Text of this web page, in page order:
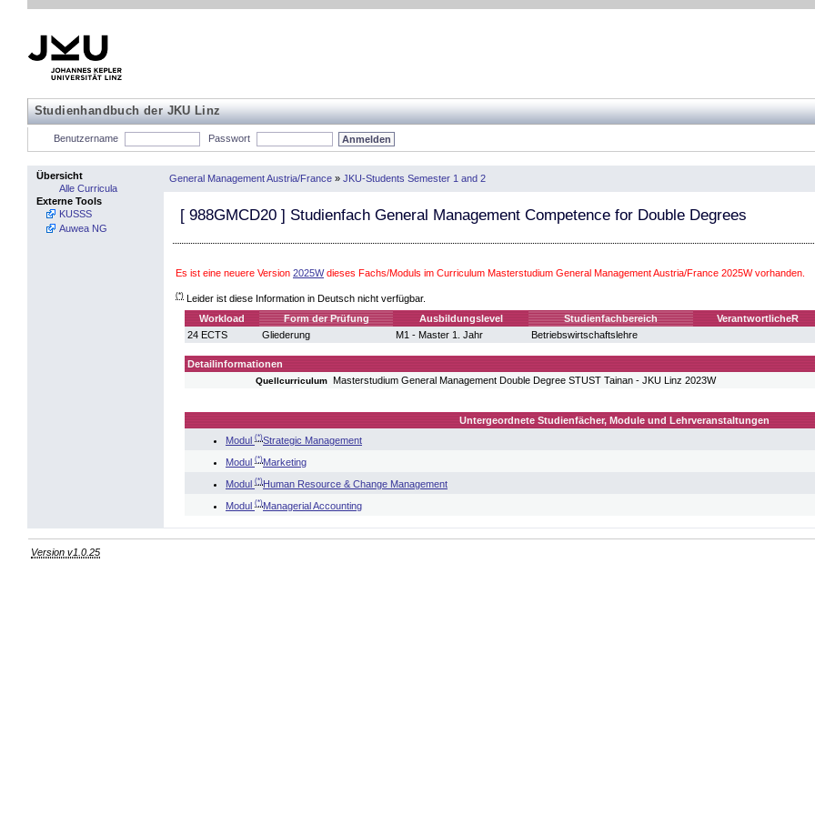
Studienhandbuch der JKU Linz
Benutzername Passwort
Übersicht
Alle Curricula
Externe Tools
KUSSS
Auwea NG
General Management Austria/France » JKU-Students Semester 1 and 2
[ 988GMCD20 ] Studienfach General Management Competence for Double Degrees
Es ist eine neuere Version 2025Wdieses Fachs/Moduls im Curriculum Masterstudium General Management Austria/France 2025W vorhanden.
(*) Leider ist diese Information in Deutsch nicht verfügbar.
Workload
Form der Prüfung Ausbildungslevel Studienfachbereich VerantwortlicheR
24 ECTS
Gliederung M1 - Master 1. Jahr Betriebswirtschaftslehre
Detailinformationen
Quellcurriculum Masterstudium General Management Double Degree STUST Tainan - JKU Linz 2023W
Untergeordnete Studienfächer, Module und Lehrveranstaltungen
Modul (*)Strategic Management
Modul (*)Marketing
Modul (*)Human Resource & Change Management
Modul (*)Managerial Accounting
Version v1.0.25